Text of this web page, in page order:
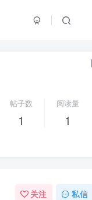
帖子数
1
阅读量
1
关注 私信